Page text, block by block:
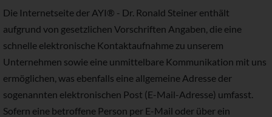
Die Internetseite der AYI® - Dr. Ronald Steiner enthält
aufgrund von gesetzlichen Vorschriften Angaben, die eine
schnelle elektronische Kontaktaufnahme zu unserem
Unternehmen sowie eine unmittelbare Kommunikation mit uns
ermöglichen, was ebenfalls eine allgemeine Adresse der
sogenannten elektronischen Post (E-Mail-Adresse) umfasst.
Sofern eine betroffene Person per E-Mail oder über ein